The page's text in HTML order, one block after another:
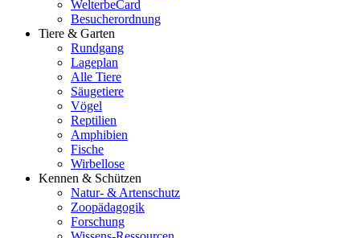
WelterbeCard
Besucherordnung
Tiere & Garten
Rundgang
Lageplan
Alle Tiere
Säugetiere
Vögel
Reptilien
Amphibien
Fische
Wirbellose
Kennen & Schützen
Natur- & Artenschutz
Zoopädagogik
Forschung